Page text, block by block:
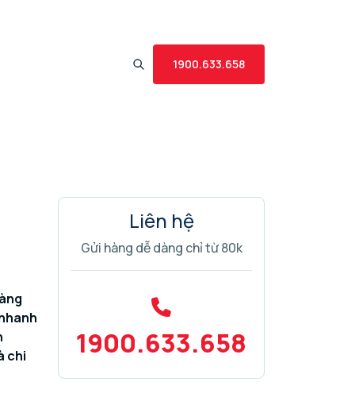
1900.633.658
chi
Liên hệ
Gửi hàng dễ dàng chỉ từ 80k
1900.633.658